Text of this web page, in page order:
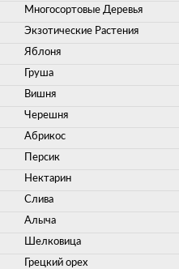
Многосортовые Деревья
Экзотические Растения
Яблоня
Груша
Вишня
Черешня
Абрикос
Персик
Нектарин
Слива
Алыча
Шелковица
Грецкий орех